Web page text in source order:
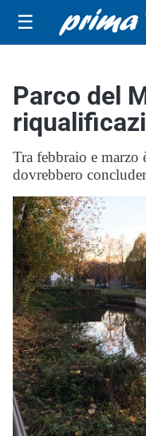
☰
Parco del
Tra febbraio e
dovrebbero